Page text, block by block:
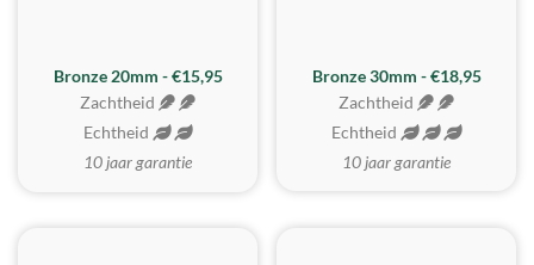
Bronze 20mm - €15,95
Zachtheid
Echtheid
10 jaar garantie
BESTE KOOP
Bronze 30mm - €18,95
Zachtheid
Echtheid
10 jaar garantie